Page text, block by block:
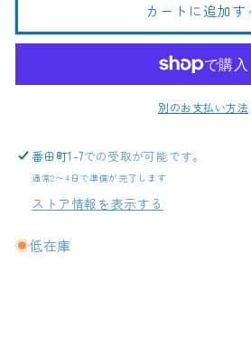
ュ
2022
量
を
ら
す
ュ
2022
量
を
や
カートに追加す
別のお支払い方法
番田町1-7での受取が可能です。
通常2〜4日で準備が完了します
ストア情報を表示する
低在庫